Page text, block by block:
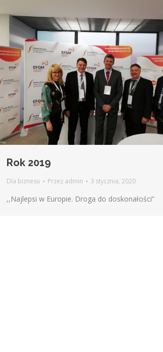
Rok 2019
Dla biznesu Przez admin 3 stycznia, 2020
,,Najlepsi w Europie. Droga do doskonałości”